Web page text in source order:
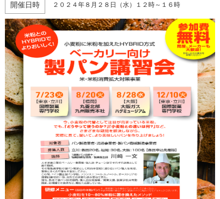
開催日時 ２０２４年８月２８日（水）１２時～１６時